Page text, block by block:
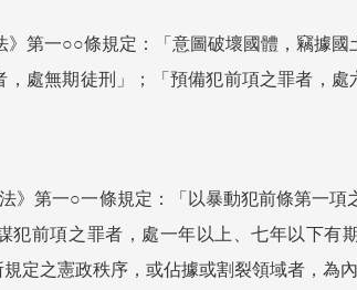
第一○○條規定：「意圖破壞國體，竊據
處無期徒刑」；「預備犯前項之罪者，
》第一○一條規定：「以暴動犯前條第一項
犯前項之罪者，處一年以上、七年以下有
規定之憲政秩序，或佔據或割裂領域者，